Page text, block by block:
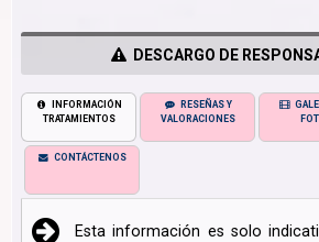
DESCARGO DE
INFORMACIÓN
TRATAMIENTOS
RESEÑAS Y
VALORACIONES
CONTÁCTENOS
Esta información es solo